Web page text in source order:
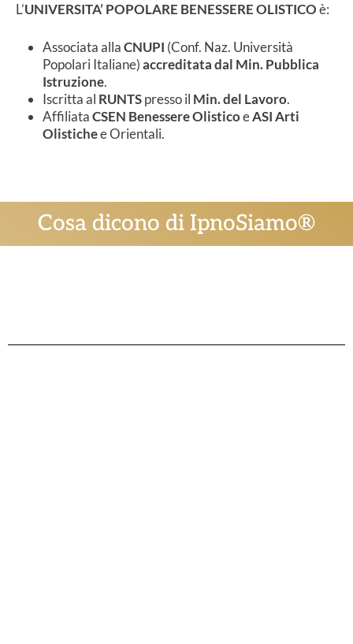
L’UNIVERSITA’ POPOLARE BENESSERE OLISTICOè:
Associata allaCNUPI (Conf. Naz. Università
Popolari Italiane)accreditata dal Min. Pubblica
Istruzione.
Iscritta al RUNTSpresso il Min. del Lavoro.
AffiliataCSEN Benessere OlisticoeASI Arti
Olistichee Orientali.
Cosa dicono di IpnoSiamo®